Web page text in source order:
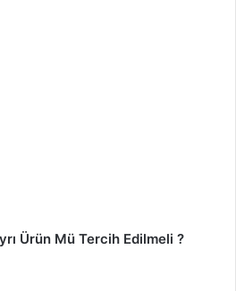
Ürün Mü Tercih Edilmeli ?